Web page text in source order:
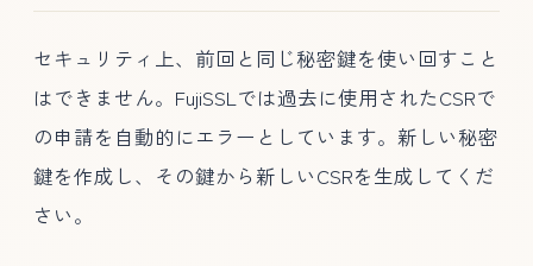
セキュリティ上、前回と同じ秘密鍵を使い回すこと
はできません。FujiSSLでは過去に使用されたCSRで
の申請を自動的にエラーとしています。新しい秘密
鍵を作成し、その鍵から新しいCSRを生成してくだ
さい。